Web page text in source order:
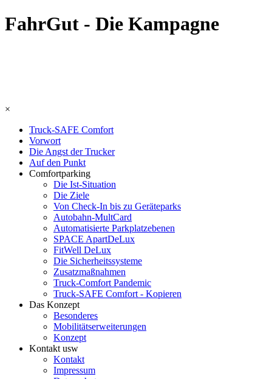
FahrGut - Die Kampagne
×
Truck-SAFE Comfort
Vorwort
Die Angst der Trucker
Auf den Punkt
Comfortparking
Die Ist-Situation
Die Ziele
Von Check-In bis zu Geräteparks
Autobahn-MultCard
Automatisierte Parkplatzebenen
SPACE ApartDeLux
FitWell DeLux
Die Sicherheitssysteme
Zusatzmaßnahmen
Truck-Comfort Pandemic
Truck-SAFE Comfort - Kopieren
Das Konzept
Besonderes
Mobilitätserweiterungen
Konzept
Kontakt usw
Kontakt
Impressum